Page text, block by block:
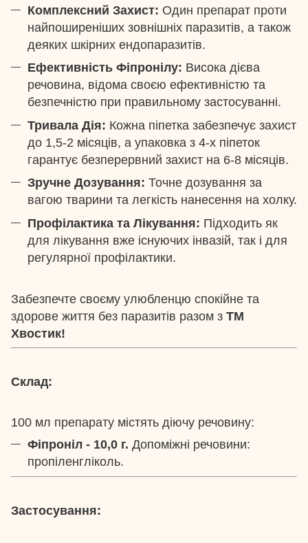
Комплексний Захист: Один препарат проти
найпоширеніших зовнішніх паразитів, а також
деяких шкірних ендопаразитів.
Ефективність Фіпронілу: Висока дієва
речовина, відома своєю ефективністю та
безпечністю при правильному застосуванні.
Тривала Дія: Кожна піпетка забезпечує захист
до 1,5-2 місяців, а упаковка з 4-х піпеток
гарантує безперервний захист на 6-8 місяців.
Зручне Дозування: Точне дозування за
вагою тварини та легкість нанесення на холку.
Профілактика та Лікування: Підходить як
для лікування вже існуючих інвазій, так і для
регулярної профілактики.
Забезпечте своєму улюбленцю спокійне та
здорове життя без паразитів разом з ТМ
Хвостик!
Склад:
100 мл препарату містять діючу речовину:
Фіпроніл - 10,0 г. Допоміжні речовини:
пропіленгліколь.
Застосування: